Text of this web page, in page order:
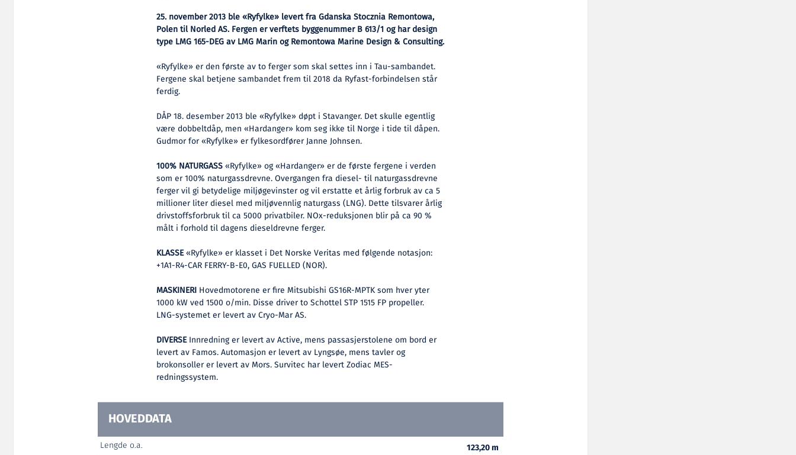
25. november 2013 ble «Ryfylke» levert fra Gdanska Stocznia Remontowa,
Polen til Norled AS. Fergen er verftets byggenummer B 613/1 og har design
type LMG 165-DEG av LMG Marin og Remontowa Marine Design & Consulting.
«Ryfylke» er den første av to ferger som skal settes inn i Tau-sambandet.
Fergene skal betjene sambandet frem til 2018 da Ryfast-forbindelsen står
ferdig.
DÅP 18. desember 2013 ble «Ryfylke» døpt i Stavanger. Det skulle egentlig
være dobbeltdåp, men «Hardanger» kom seg ikke til Norge i tide til dåpen.
Gudmor for «Ryfylke» er fylkesordfører Janne Johnsen.
100% NATURGASS«Ryfylke» og «Hardanger» er de første fergene i verden
som er 100% naturgassdrevne. Overgangen fra diesel- til naturgassdrevne
ferger vil gi betydelige miljøgevinster og vil erstatte et årlig forbruk av ca 5
millioner liter diesel med miljøvennlig naturgass (LNG). Dette tilsvarer årlig
drivstoffsforbruk til ca 5000 privatbiler. NOx-reduksjonen blir på ca 90 %
målt i forhold til dagens dieseldrevne ferger.
KLASSE«Ryfylke» er klasset i Det Norske Veritas med følgende notasjon:
+1A1-R4-CAR FERRY-B-E0, GAS FUELLED (NOR).
MASKINERI Hovedmotorene er fire Mitsubishi GS16R-MPTK som hver yter
1000 kW ved 1500 o/min. Disse driver to Schottel STP 1515 FP propeller.
LNG-systemet er levert av Cryo-Mar AS.
DIVERSEInnredning er levert av Active, mens passasjerstolene om bord er
levert av Famos. Automasjon er levert av Lyngsøe, mens tavler og
brokonsoller er levert av Mors. Survitec har levert Zodiac MES-
redningssystem.
HOVEDDATA
Lengde o.a.
123,20 m